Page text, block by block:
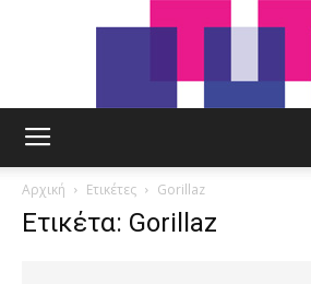
Αρχική Ετικέτες Gorillaz
Ετικέτα: Gorillaz